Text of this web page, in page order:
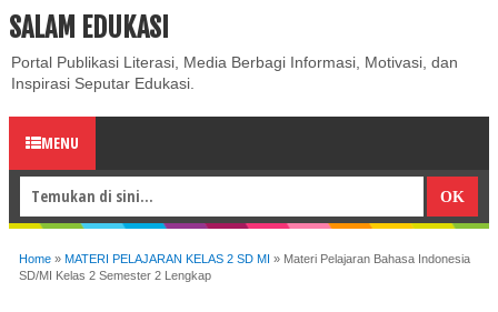
ABOUT CONTACT US
SALAM EDUKASI
Portal Publikasi Literasi, Media Berbagi Informasi, Motivasi, dan
Inspirasi Seputar Edukasi.
MENU
Home » MATERI PELAJARAN KELAS 2 SD MI » Materi Pelajaran Bahasa Indonesia
SD/MI Kelas 2 Semester 2 Lengkap